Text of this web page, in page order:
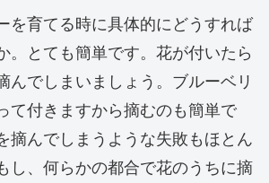
を育てる時に具体的にどうすれば
。とても簡単です。花が付いたら
んでしまいましょう。ブルーベリ
て付きますから摘むのも簡単で
摘んでしまうような失敗もほとん
し、何らかの都合で花のうちに摘